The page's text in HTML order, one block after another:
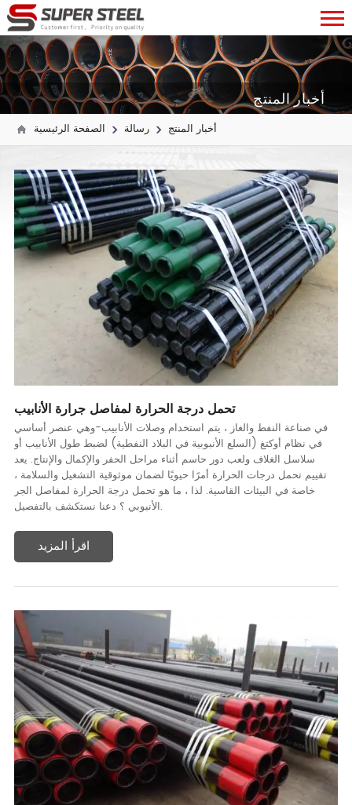
أخبار المنتج
الصفحة الرئيسية رسالة أخبار المنتج
تحمل درجة الحرارة لمفاصل جرارة الأنابيب
في صناعة النفط والغاز ، يتم استخدام وصلات الأنابيب-وهي عنصر أساسي
في نظام أوكتغ (السلع الأنبوبية في البلاد النفطية) لضبط طول الأنابيب أو
سلاسل الغلاف ولعب دور حاسم أثناء مراحل الحفر والإكمال والإنتاج. يعد
تقييم تحمل درجات الحرارة أمرًا حيويًا لضمان موثوقية التشغيل والسلامة ،
خاصة في البيئات القاسية. لذا ، ما هو تحمل درجة الحرارة لمفاصل الجر
الأنبوبي ؟ دعنا نستكشف بالتفصيل.
اقرأ المزيد